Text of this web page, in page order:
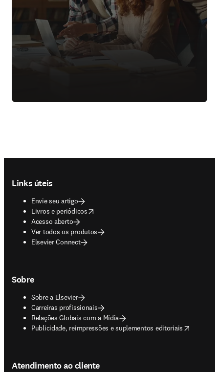
Links úteis
Envie seu artigo
Livros e periódicos
opens in new tab/window
Acesso aberto
Ver todos os produtos
Elsevier Connect
Sobre
Sobre a Elsevier
Carreiras profissionais
Relações Globais com a Mídia
Publicidade, reimpressões e suplementos editoriais
opens in new tab/window
Atendimento ao cliente